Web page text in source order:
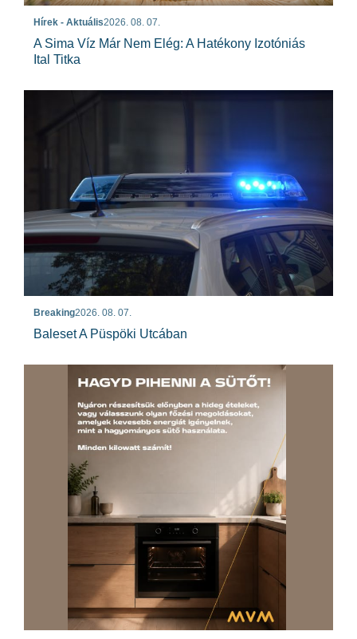
Hírek - Aktuális2026. 08. 07.
A Sima Víz Már Nem Elég: A Hatékony Izotóniás
Ital Titka
Breaking2026. 08. 07.
Baleset A Püspöki Utcában